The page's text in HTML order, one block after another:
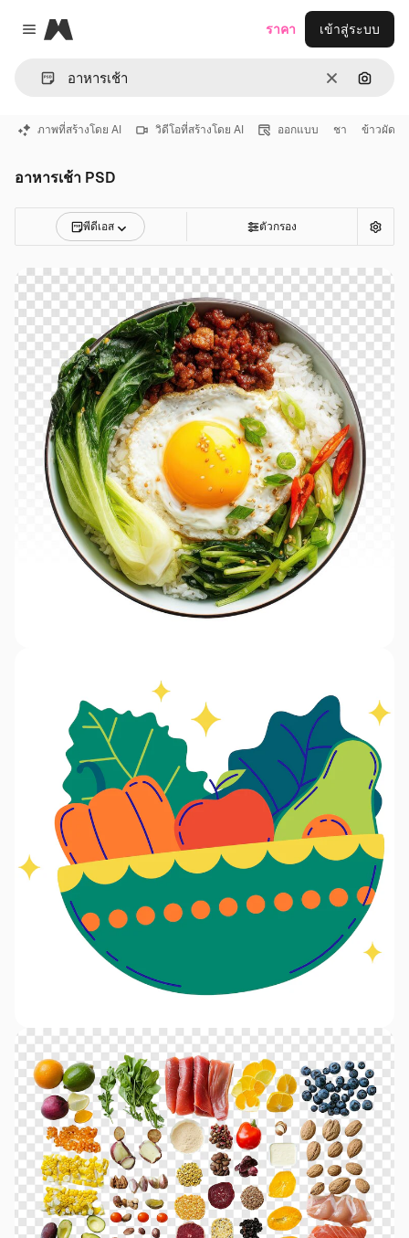
Close menu
Magnific
ชัดเจนค้นหา
ราคา เข้าสู่ระบบ
ภาพที่สร้างโดย AI วิดีโอที่สร้างโดย AI ออกแบบ ชา ข้าวผัด
อาหารเช้า PSD
พีดีเอส ตัวกรอง